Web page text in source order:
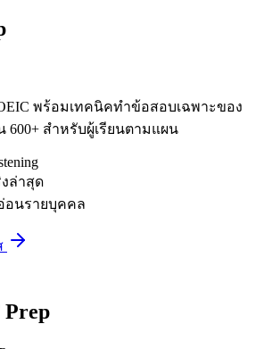
พร้อมเทคนิคทำข้อสอบเฉพาะของ
600+ สำหรับผู้เรียนตามแผน
ล่าสุด
อนรายบุคคล